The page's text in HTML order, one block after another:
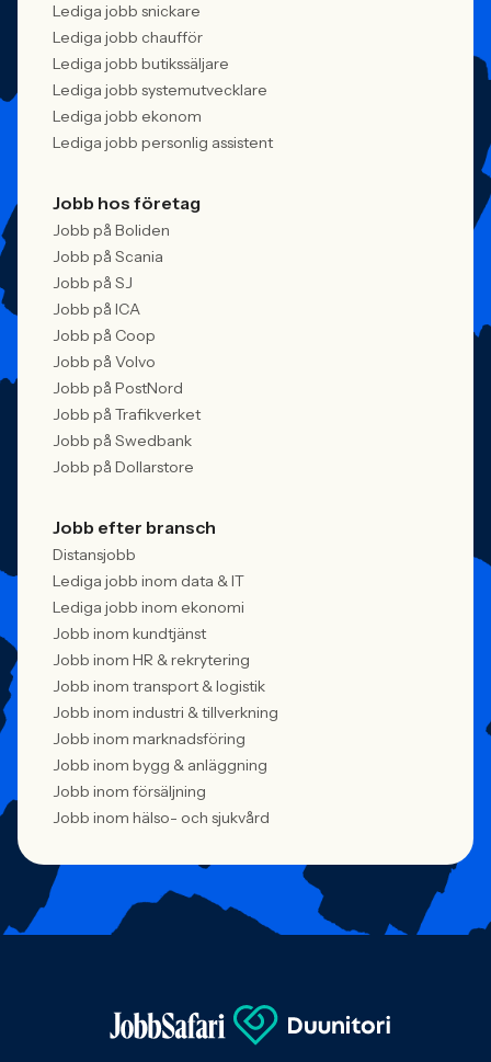
Lediga jobb snickare
Lediga jobb chaufför
Lediga jobb butikssäljare
Lediga jobb systemutvecklare
Lediga jobb ekonom
Lediga jobb personlig assistent
Jobb hos företag
Jobb på Boliden
Jobb på Scania
Jobb på SJ
Jobb på ICA
Jobb på Coop
Jobb på Volvo
Jobb på PostNord
Jobb på Trafikverket
Jobb på Swedbank
Jobb på Dollarstore
Jobb efter bransch
Distansjobb
Lediga jobb inom data & IT
Lediga jobb inom ekonomi
Jobb inom kundtjänst
Jobb inom HR & rekrytering
Jobb inom transport & logistik
Jobb inom industri & tillverkning
Jobb inom marknadsföring
Jobb inom bygg & anläggning
Jobb inom försäljning
Jobb inom hälso- och sjukvård